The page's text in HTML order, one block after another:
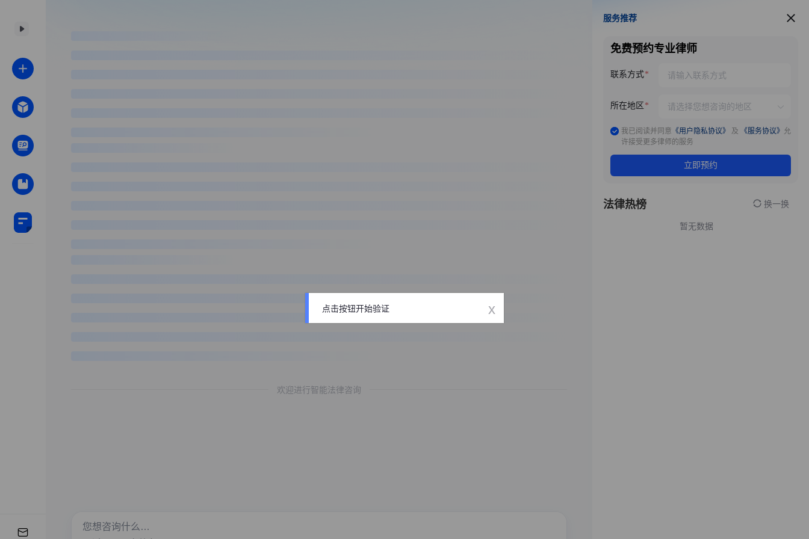
欢迎进行智能法律咨询
服务推荐
服务推荐
免费预约专业律师
联系方式
所在地区
我已阅读并同意 《用户隐私协议》 及 《服务协议》 允
许接受更多律师的服务
立即预约
法律热榜 换一换
暂无数据
点击按钮开始验证 x